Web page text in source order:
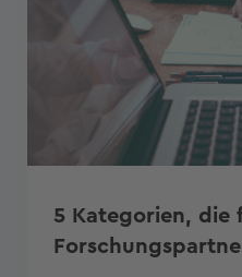
5 Kategorien, die